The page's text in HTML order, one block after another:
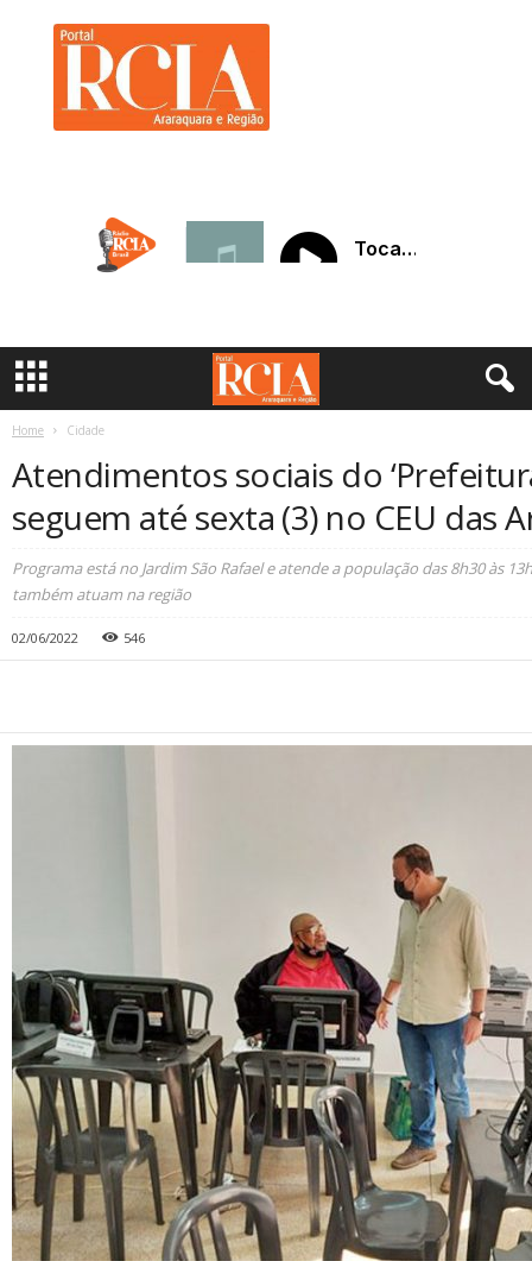
a
Home Cidade
Atendimentos sociais do
seguem até sexta (3) no CEU das
Programa está no Jardim São Rafael e atende a população das 8h30 às
também atuam na região
02/06/2022 546